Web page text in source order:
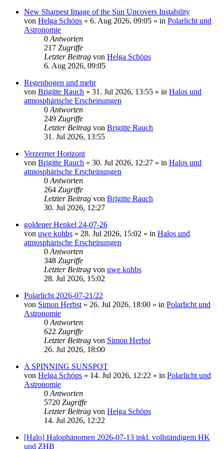
New Sharpest Image of the Sun Uncovers Instability
von Helga Schöps » 6. Aug 2026, 09:05 » in Polarlicht und
Astronomie
0 Antworten
217 Zugriffe
Letzter Beitrag von Helga Schöps
6. Aug 2026, 09:05
Regenbogen und mehr
von Brigitte Rauch » 31. Jul 2026, 13:55 » in Halos und
atmosphärische Erscheinungen
0 Antworten
249 Zugriffe
Letzter Beitrag von Brigitte Rauch
31. Jul 2026, 13:55
Verzerrter Horizont
von Brigitte Rauch » 30. Jul 2026, 12:27 » in Halos und
atmosphärische Erscheinungen
0 Antworten
264 Zugriffe
Letzter Beitrag von Brigitte Rauch
30. Jul 2026, 12:27
goldener Henkel 24-07-26
von uwe kohbs » 28. Jul 2026, 15:02 » in Halos und
atmosphärische Erscheinungen
0 Antworten
348 Zugriffe
Letzter Beitrag von uwe kohbs
28. Jul 2026, 15:02
Polarlicht 2026-07-21/22
von Simon Herbst » 26. Jul 2026, 18:00 » in Polarlicht und
Astronomie
0 Antworten
622 Zugriffe
Letzter Beitrag von Simon Herbst
26. Jul 2026, 18:00
A SPINNING SUNSPOT
von Helga Schöps » 14. Jul 2026, 12:22 » in Polarlicht und
Astronomie
0 Antworten
5720 Zugriffe
Letzter Beitrag von Helga Schöps
14. Jul 2026, 12:22
[Halo] Halophänomen 2026-07-13 inkl. vollständigem HK
und ZHB